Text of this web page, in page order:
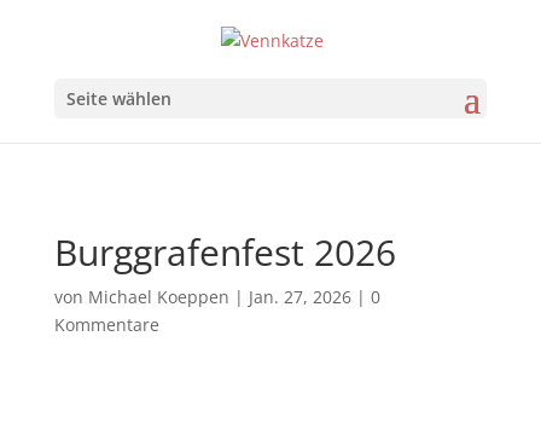
Seite wählen
Burggrafenfest 2026
von Michael Koeppen | Jan. 27, 2026| 0
Kommentare